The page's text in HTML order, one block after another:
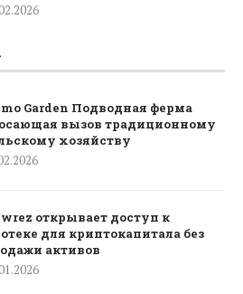
Garden Подводная ферма
вызов традиционному
хозяйству
открывает доступ к
для криптокапитала без
активов